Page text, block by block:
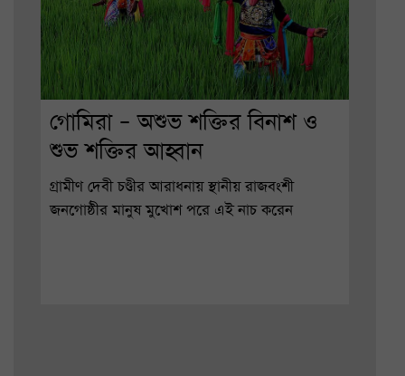
গোমিরা – অশুভ শক্তির বিনাশ ও
শুভ শক্তির আহ্বান
গ্রামীণ দেবী চণ্ডীর আরাধনায় স্থানীয় রাজবংশী
জনগোষ্ঠীর মানুষ মুখোশ পরে এই নাচ করেন